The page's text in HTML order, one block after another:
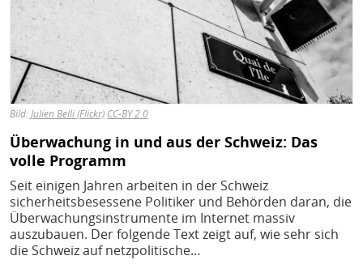
Bild:Julien Belli (Flickr) CC-BY 2.0
Überwachung in und aus der Schweiz: Das
volle Programm
Seit einigen Jahren arbeiten in der Schweiz
sicherheitsbesessene Politiker und Behörden daran, die
Überwachungsinstrumente im Internet massiv
auszubauen. Der folgende Text zeigt auf, wie sehr sich
die Schweiz auf netzpolitische…